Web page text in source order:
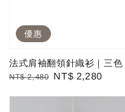
優惠
法式肩袖翻領針織衫｜三色
Regular
NT$ 2,480 Sale
NT$ 2,280